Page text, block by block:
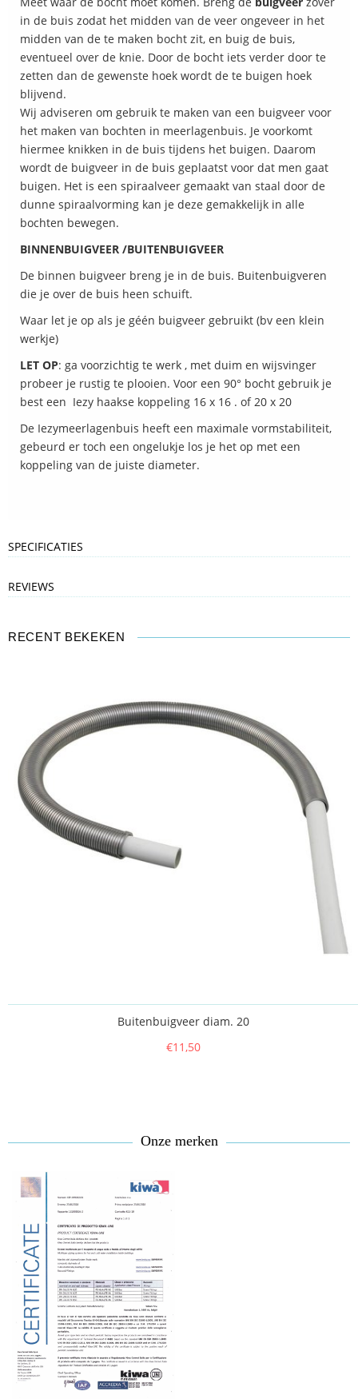
in de buis zodat het midden van de veer ongeveer in het
midden van de te maken bocht zit, en buig de buis,
eventueel over de knie. Door de bocht iets verder door te
zetten dan de gewenste hoek wordt de te buigen hoek
blijvend.
Wij adviseren om gebruik te maken van een buigveer voor
het maken van bochten in meerlagenbuis. Je voorkomt
hiermee knikken in de buis tijdens het buigen. Daarom
wordt de buigveer in de buis geplaatst voor dat men gaat
buigen. Het is een spiraalveer gemaakt van staal door de
dunne spiraalvorming kan je deze gemakkelijk in alle
bochten bewegen.
BINNENBUIGVEER /BUITENBUIGVEER
De binnen buigveer breng je in de buis. Buitenbuigveren
die je over de buis heen schuift.
Waar let je op als je géén buigveer gebruikt (bv een klein
werkje)
LET OP: ga voorzichtig te werk , met duim en wijsvinger
probeer je rustig te plooien. Voor een 90° bocht gebruik je
best een Iezy haakse koppeling 16 x 16 . of 20 x 20
De Iezymeerlagenbuis heeft een maximale vormstabiliteit,
gebeurd er toch een ongelukje los je het op met een
koppeling van de juiste diameter.
SPECIFICATIES
REVIEWS
RECENT BEKEKEN
Buitenbuigveer diam. 20
€11,50
Onze merken